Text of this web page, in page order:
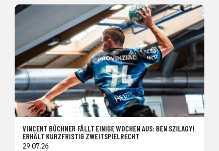
VINCENT BÜCHNER FÄLLT EINIGE WOCHEN AUS: BEN SZILAGYI
ERHÄLT KURZFRISTIG ZWEITSPIELRECHT
29.07.26